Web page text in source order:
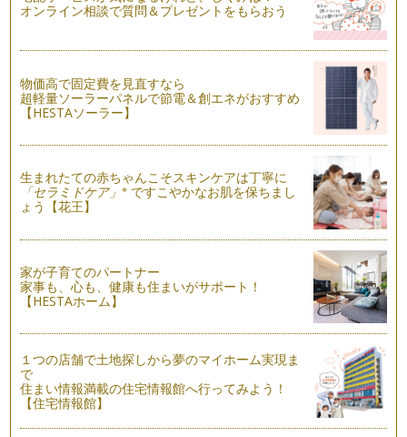
ピアノの楽しみ方「７２」基本練習の大切さ
曲の練習はするけど、ハノンやツェルニーなどの基本教材をす
るのは嫌がりますというお悩み相談を…
ピアノの楽しみ方「７１」伴奏を楽しもう！！
ピアノを習っていると、学校でピアノの伴奏をする機会に恵ま
ピアノの楽しみ方「７０」練習の習慣を身に付けるために
今回は、お子様が練習嫌いにならないためには、親として保護
者の皆様が何ができるかを少しお話し…
朝食の時、今日はリストのピアノ曲をメインに、「愛の夢」を
聴きながらトーストとコーヒーをいた…
ピアノの楽しみ方「６８」苦手なところを鍛えよう
ピアノを教えていくなかで、やはり私も悩むことも多々ござい
ます。例えば、シにフラット「シの音…
ピアノの楽しみ方「６７」練習する際の言葉がけ
それぞれの目標に向かって、ピアノのレッスンを受けてらっし
ゃると思いますが、ピアノを続けてい…
オンライン相談で質問＆プレゼントをもらおう
物価高で固定費を見直すなら
超軽量ソーラーパネルで節電＆創エネがおすすめ
【HESTAソーラー】
生まれたての赤ちゃんこそスキンケアは丁寧に
「セラミドケア」※ ですこやかなお肌を保ちまし
ょう【花王】
家が子育てのパートナー
家事も、心も、健康も住まいがサポート！
【HESTAホーム】
１つの店舗で土地探しから夢のマイホーム実現ま
で
住まい情報満載の住宅情報館へ行ってみよう！
【住宅情報館】